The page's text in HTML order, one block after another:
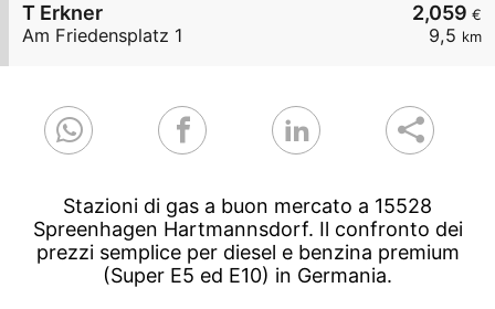
2,059 €
9,5 km
T Erkner
Am Friedensplatz 1
Stazioni di gas a buon mercato a 15528
Spreenhagen Hartmannsdorf. Il confronto dei
prezzi semplice per diesel e benzina premium
(Super E5 ed E10) in Germania.